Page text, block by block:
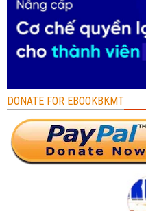
DONATE FOR EBOOKBKMT